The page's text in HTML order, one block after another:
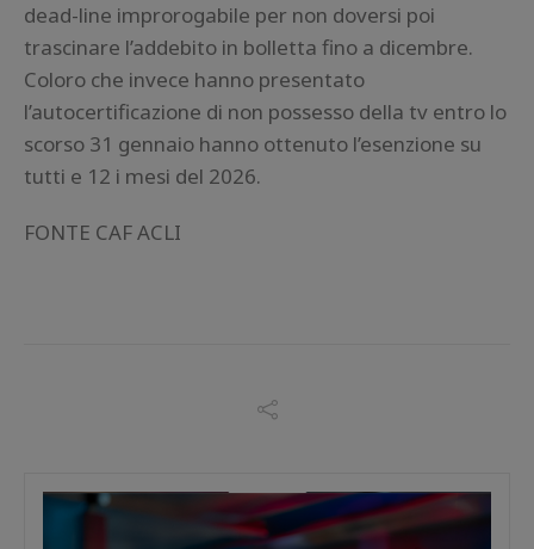
dead-line improrogabile per non doversi poi
trascinare l’addebito in bolletta fino a dicembre.
Coloro che invece hanno presentato
l’autocertificazione di non possesso della tv entro lo
scorso 31 gennaio hanno ottenuto l’esenzione su
tutti e 12 i mesi del 2026.
FONTE CAF ACLI